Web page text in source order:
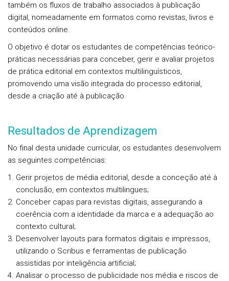
também os fluxos de trabalho associados à publicação
digital, nomeadamente em formatos como revistas, livros e
conteúdos online.
O objetivo é dotar os estudantes de competências teórico-
práticas necessárias para conceber, gerir e avaliar projetos
de prática editorial em contextos multilinguísticos,
promovendo uma visão integrada do processo editorial,
desde a criação até à publicação.
Resultados de Aprendizagem
No final desta unidade curricular, os estudantes desenvolvem
as seguintes competências:
Gerir projetos de média editorial, desde a conceção até à
conclusão, em contextos multilingues;
Conceber capas para revistas digitais, assegurando a
coerência com a identidade da marca e a adequação ao
contexto cultural;
Desenvolver layouts para formatos digitais e impressos,
utilizando o Scribus e ferramentas de publicação
assistidas por inteligência artificial;
Analisar o processo de publicidade nos média e riscos de